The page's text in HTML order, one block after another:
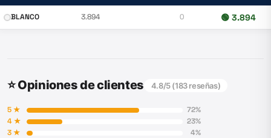
BLANCO 3.894 0 🟢 3.894
⭐ Opiniones de clientes 4.8/5 (183reseñas)
5★ 72%
4★ 23%
3★ 4%